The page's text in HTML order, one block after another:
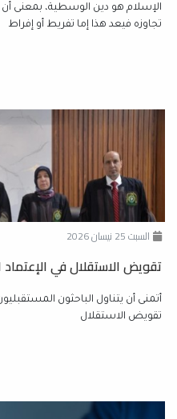
الإسلام هو دين الوسطية، بمعنى أن
تجاوزه فيعد هذا إما تفريط أو إفراط
السبت 25 نيسان 2026
تقويض الاستقلال في
أتمنى أن يتناول الباحثون
تقويض الاستقلال